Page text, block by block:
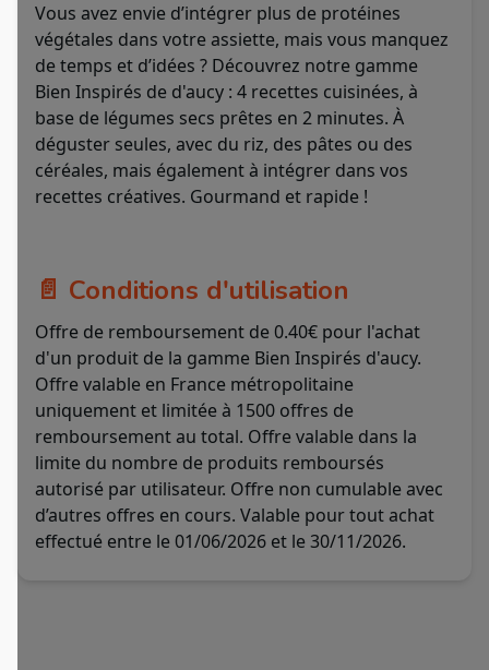
Vous avez envie d’intégrer plus de protéines
végétales dans votre assiette, mais vous manquez
de temps et d’idées ? Découvrez notre gamme
Bien Inspirés de d'aucy : 4 recettes cuisinées, à
base de légumes secs prêtes en 2 minutes. À
déguster seules, avec du riz, des pâtes ou des
céréales, mais également à intégrer dans vos
recettes créatives. Gourmand et rapide !
📄 Conditions d'utilisation
Offre de remboursement de 0.40€ pour l'achat
d'un produit de la gamme Bien Inspirés d'aucy.
Offre valable en France métropolitaine
uniquement et limitée à 1500 offres de
remboursement au total. Offre valable dans la
limite du nombre de produits remboursés
autorisé par utilisateur. Offre non cumulable avec
d’autres offres en cours. Valable pour tout achat
effectué entre le 01/06/2026 et le 30/11/2026.